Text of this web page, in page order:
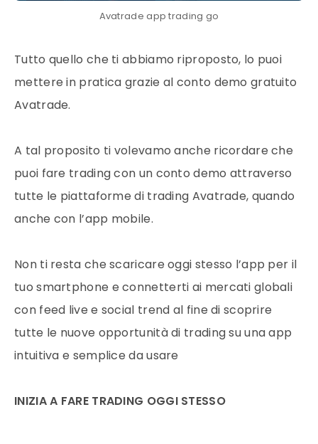
Avatrade app trading go
Tutto quello che ti abbiamo riproposto, lo puoi
mettere in pratica grazie al conto demo gratuito
Avatrade.
A tal proposito ti volevamo anche ricordare che
puoi fare trading con un conto demo attraverso
tutte le piattaforme di trading Avatrade, quando
anche con l’app mobile.
Non ti resta che scaricare oggi stesso l’app per il
tuo smartphone e connetterti ai mercati globali
con feed live e social trend al fine di scoprire
tutte le nuove opportunità di trading su una app
intuitiva e semplice da usare
INIZIA A FARE TRADING OGGI STESSO